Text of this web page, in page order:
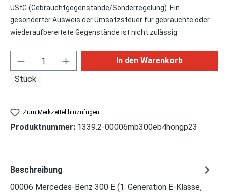
UStG (Gebrauchtgegenstände/Sonderregelung). Ein
gesonderter Ausweis der Umsatzsteuer für gebrauchte oder
wiederaufbereitete Gegenstände ist nicht zulässig.
Produkt Anzahl: Gib den gewünschten
Stück
In den Warenkorb
Zum Merkzettel hinzufügen
Produktnummer: 1339.2-00006mb300eb4hongp23
Beschreibung
00006 Mercedes-Benz 300 E (1. Generation E-Klasse,